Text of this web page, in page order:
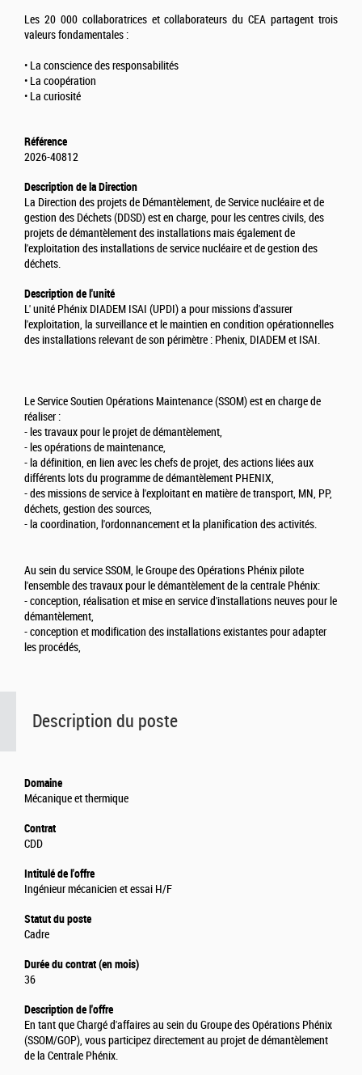
Description du poste
Domaine
Mécanique et thermique
Contrat
CDD
Intitulé de l'offre
Ingénieur mécanicien et essai H/F
Statut du poste
Cadre
Durée du contrat (en mois)
36
Description de l'offre
En tant que Chargé d'affaires au sein du Groupe des Opérations Phénix
(SSOM/GOP), vous participez directement au projet de démantèlement
de la Centrale Phénix.
Les 20 000 collaboratrices et collaborateurs du CEA partagent trois
valeurs fondamentales :
• La conscience des responsabilités
• La coopération
• La curiosité
Référence
2026-40812
Description de la Direction
La Direction des projets de Démantèlement, de Service nucléaire et de
gestion des Déchets (DDSD) est en charge, pour les centres civils, des
projets de démantèlement des installations mais également de
l'exploitation des installations de service nucléaire et de gestion des
déchets.
Description de l'unité
L' unité Phénix DIADEM ISAI (UPDI) a pour missions d'assurer
l'exploitation, la surveillance et le maintien en condition opérationnelles
des installations relevant de son périmètre : Phenix, DIADEM et ISAI.
Le Service Soutien Opérations Maintenance (SSOM) est en charge de
réaliser :
- les travaux pour le projet de démantèlement,
- les opérations de maintenance,
- la définition, en lien avec les chefs de projet, des actions liées aux
différents lots du programme de démantèlement PHENIX,
- des missions de service à l'exploitant en matière de transport, MN, PP,
déchets, gestion des sources,
- la coordination, l'ordonnancement et la planification des activités.
Au sein du service SSOM, le Groupe des Opérations Phénix pilote
l'ensemble des travaux pour le démantèlement de la centrale Phénix:
- conception, réalisation et mise en service d'installations neuves pour le
démantèlement,
- conception et modification des installations existantes pour adapter
les procédés,